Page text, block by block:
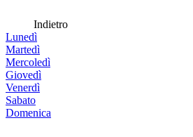
Indietro
Lunedì
Martedì
Mercoledì
Giovedì
Venerdì
Sabato
Domenica